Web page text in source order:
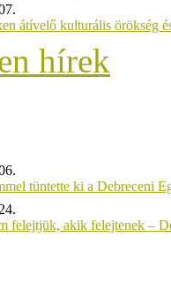
átívelő kulturális örökség
hírek
tüntette ki a Debreceni
felejtjük, akik felejtenek –